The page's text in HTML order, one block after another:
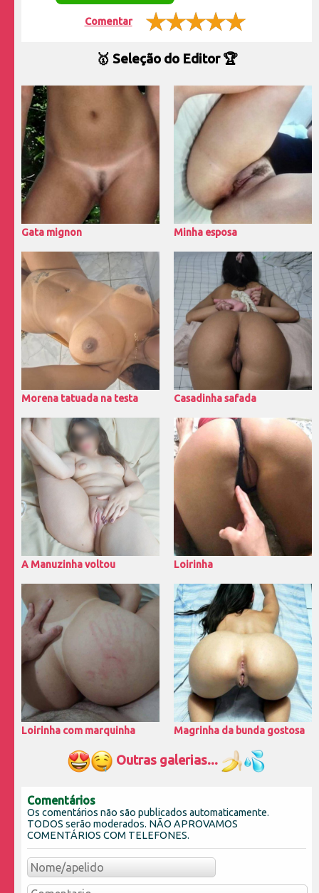
Comentar
🥇 Seleção do Editor 🏆
Gata mignon Minha esposa
Morena tatuada na testa Casadinha safada
A Manuzinha voltou Loirinha
Loirinha com marquinha Magrinha da bunda gostosa
Outras galerias...
Comentários
Os comentários não são publicados automaticamente.
TODOS serão moderados. NÃO APROVAMOS
COMENTÁRIOS COM TELEFONES.